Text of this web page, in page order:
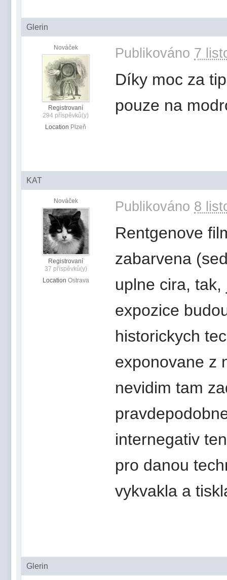
Glerin
Nováček
Registrovaní
294 příspěvků(y)
Location Plzeň
Publikováno 7
Díky moc za
pouze na
KAT
Nováček
Registrovaní
37 příspěvků(y)
Location Ostrava
Publikováno 8
Rentgenove
zabarvena
uplne cira,
expozice
historickych
exponovane z
nevidim tam
internegativ
pro danou
vykvakla a
Glerin